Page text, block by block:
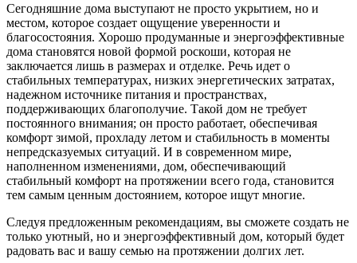
Сегодняшние дома выступают не просто укрытием, но и
местом, которое создает ощущение уверенности и
благосостояния. Хорошо продуманные и энергоэффективные
дома становятся новой формой роскоши, которая не
заключается лишь в размерах и отделке. Речь идет о
стабильных температурах, низких энергетических затратах,
надежном источнике питания и пространствах,
поддерживающих благополучие. Такой дом не требует
постоянного внимания; он просто работает, обеспечивая
комфорт зимой, прохладу летом и стабильность в моменты
непредсказуемых ситуаций. И в современном мире,
наполненном изменениями, дом, обеспечивающий
стабильный комфорт на протяжении всего года, становится
тем самым ценным достоянием, которое ищут многие.
Следуя предложенным рекомендациям, вы сможете создать не
только уютный, но и энергоэффективный дом, который будет
радовать вас и вашу семью на протяжении долгих лет.